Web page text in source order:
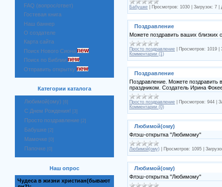
FAQ (вопрос/ответ)
Гостевая книга
Наш баннер
О создателе
Карта сайта
Поиск Нового Сиона
Поиск по Библии
Отправить открытку
Категории каталога
Любимой(ому) [6]
С Днем Рождения! [3]
Просто поздравление [2]
Бабушке [2]
Мамочке [0]
Папочке [0]
Наш опрос
Чудеса в жизни христиан(бывают
Бабушке Просмотров: 1030 Загрузок: 7
Поздравление
Можете поздравить ваших
Просто поздравление Просмотров: 1019
Комментарии (1)
Поздравление
Поздравление. Можете
праздником. Создатель Ирина
Просто поздравление Просмотров: 944
Комментарии (0)
Любимой(ому)
Флэш-открытка "Любимому"
Любимой(ому) Просмотров: 1095
Любимой(ому)
Флэш-открытка "Любимому"